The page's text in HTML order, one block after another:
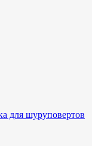
для шуруповертов